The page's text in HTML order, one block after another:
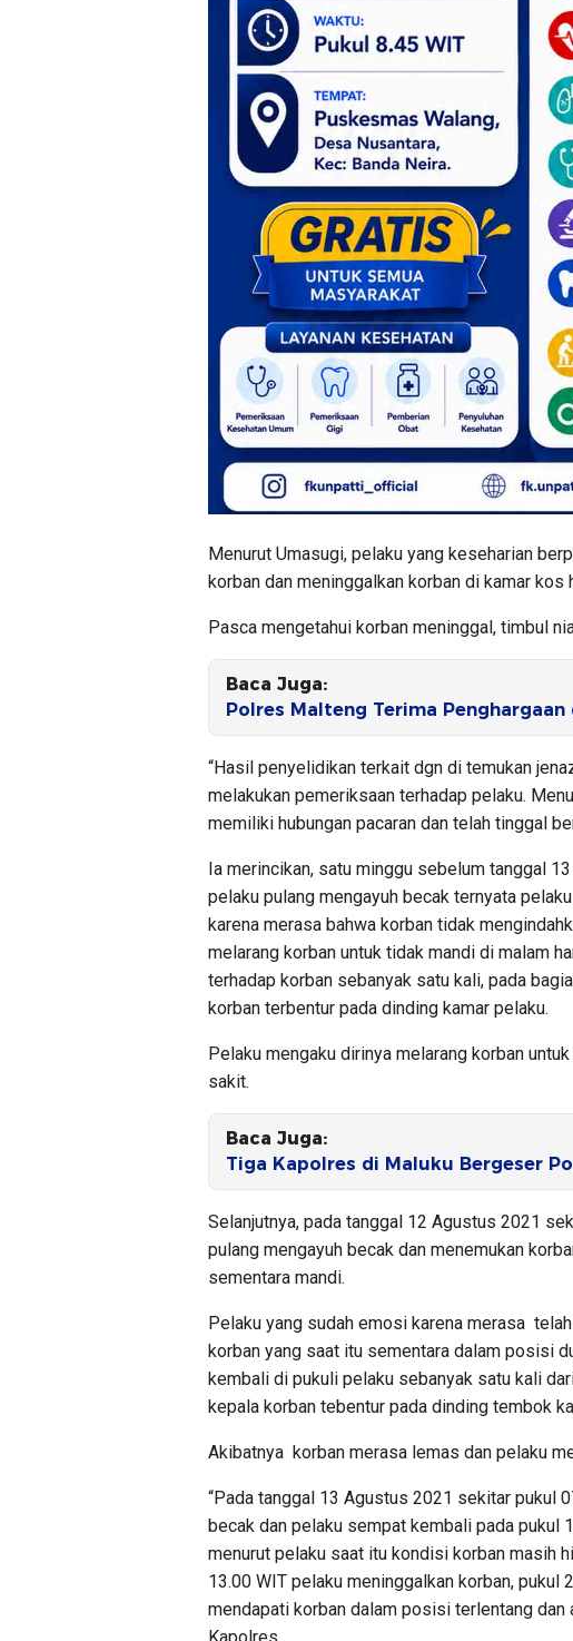
Menurut Umasugi, pelaku yang keseharian
korban dan meninggalkan korban di kamar kos
Pasca mengetahui korban meninggal, timbul
Baca Juga:
Polres Malteng Terima Penghargaan
“Hasil penyelidikan terkait dgn di temukan
melakukan pemeriksaan terhadap pelaku.
memiliki hubungan pacaran dan telah tinggal
Ia merincikan, satu minggu sebelum tanggal
pelaku pulang mengayuh becak ternyata
karena merasa bahwa korban tidak
melarang korban untuk tidak mandi di malam
terhadap korban sebanyak satu kali, pada
korban terbentur pada dinding kamar pelaku.
Pelaku mengaku dirinya melarang korban
sakit.
Baca Juga:
Tiga Kapolres di Maluku Bergeser
Selanjutnya, pada tanggal 12 Agustus 2021
pulang mengayuh becak dan menemukan
sementara mandi.
Pelaku yang sudah emosi karena merasa
korban yang saat itu sementara dalam posisi
kembali di pukuli pelaku sebanyak satu kali
kepala korban tebentur pada dinding tembok
Akibatnya korban merasa lemas dan pelaku
“Pada tanggal 13 Agustus 2021 sekitar pukul
becak dan pelaku sempat kembali pada pukul
menurut pelaku saat itu kondisi korban masih
13.00 WIT pelaku meninggalkan korban,
mendapati korban dalam posisi terlentang dan